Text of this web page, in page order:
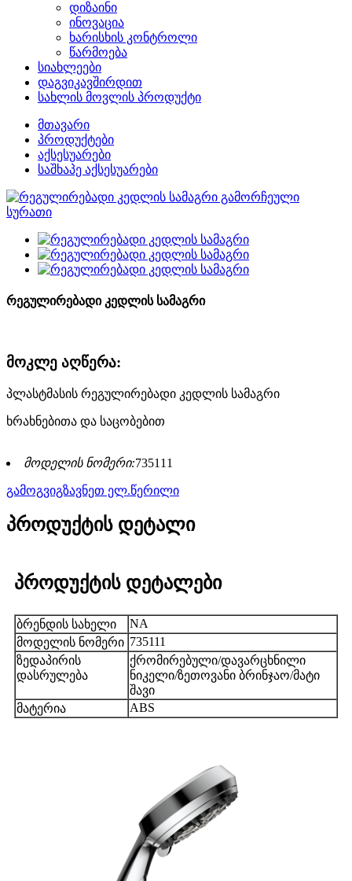
დიზაინი
ინოვაცია
ხარისხის კონტროლი
წარმოება
სიახლეები
დაგვიკავშირდით
სახლის მოვლის პროდუქტი
მთავარი
პროდუქტები
აქსესუარები
საშხაპე აქსესუარები
რეგულირებადი კედლის სამაგრი
მოკლე აღწერა:
პლასტმასის რეგულირებადი კედლის სამაგრი
ხრახნებითა და საცობებით
მოდელის ნომერი:735111
გამოგვიგზავნეთ ელ.წერილი
პროდუქტის დეტალი
პროდუქტის დეტალები
ბრენდის სახელი
NA
მოდელის ნომერი 735111
ზედაპირის
დასრულება
ქრომირებული/დავარცხნილი
ნიკელი/ზეთოვანი ბრინჯაო/მატი
შავი
მატერია
ABS